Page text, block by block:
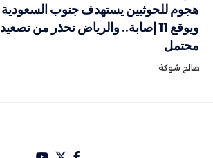
هجوم للحوثيين يستهدف جنوب السعودية
ويوقع 11 إصابة.. والرياض تحذر من تصعيد
محتمل
صالح شوكة